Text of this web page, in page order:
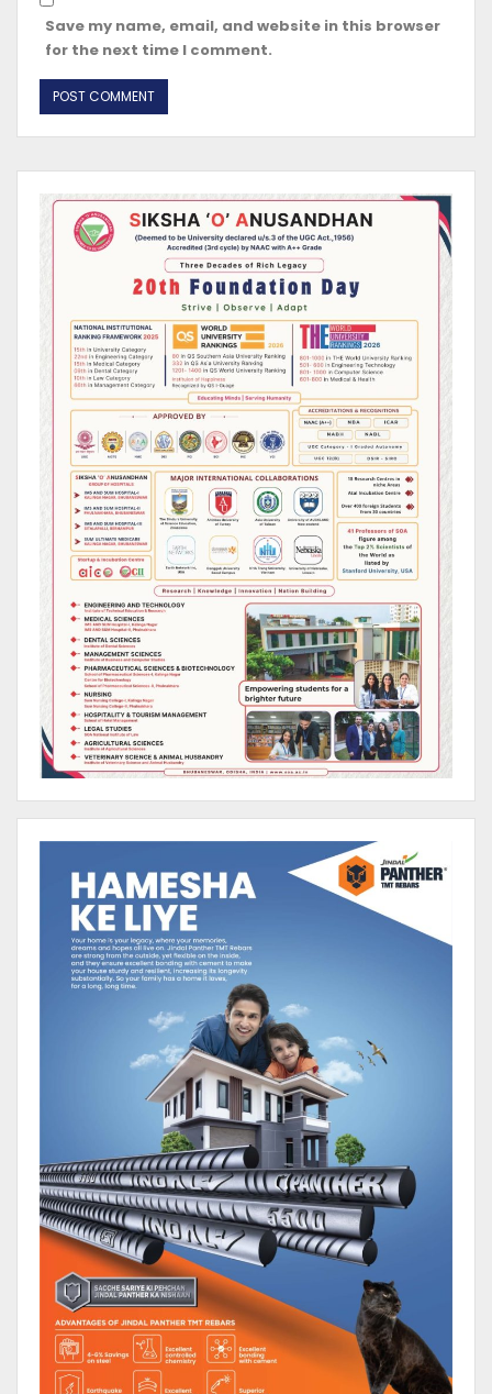
Save my name, email, and website in this browser
for the next time I comment.